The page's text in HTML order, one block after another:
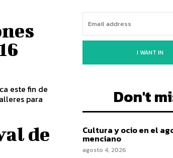
este fin de
para
de
I WANT IN
Don't
Cultura y ocio en el
menciano
agosto 4, 2026